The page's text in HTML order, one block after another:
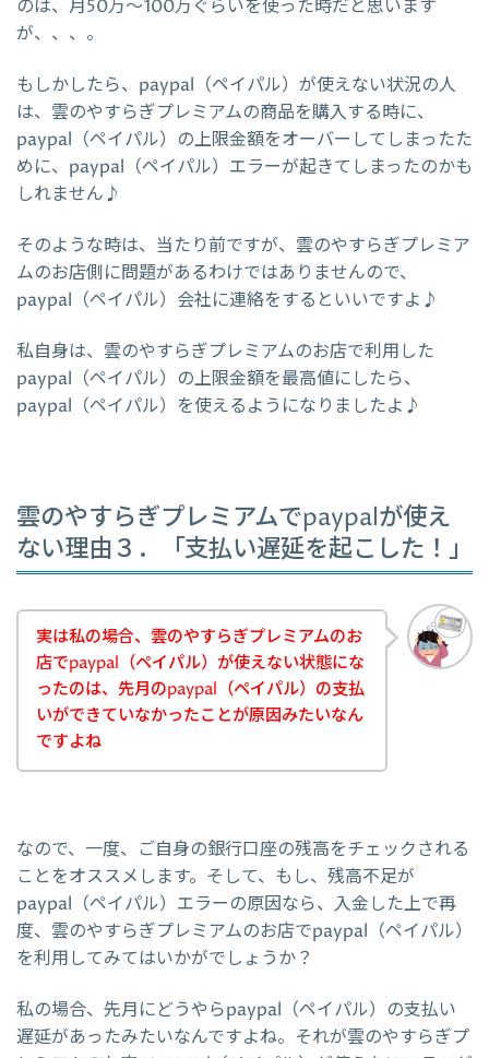
のは、月50万～100万ぐらいを使った時だと思います
が、、、。
もしかしたら、paypal（ペイパル）が使えない状況の人
は、雲のやすらぎプレミアムの商品を購入する時に、
paypal（ペイパル）の上限金額をオーバーしてしまったた
めに、paypal（ペイパル）エラーが起きてしまったのかも
しれません♪
そのような時は、当たり前ですが、雲のやすらぎプレミア
ムのお店側に問題があるわけではありませんので、
paypal（ペイパル）会社に連絡をするといいですよ♪
私自身は、雲のやすらぎプレミアムのお店で利用した
paypal（ペイパル）の上限金額を最高値にしたら、
paypal（ペイパル）を使えるようになりましたよ♪
雲のやすらぎプレミアムでpaypalが使え
ない理由３．「支払い遅延を起こした！」
実は私の場合、雲のやすらぎプレミアムのお
店でpaypal（ペイパル）が使えない状態にな
ったのは、先月のpaypal（ペイパル）の支払
いができていなかったことが原因みたいなん
ですよね
なので、一度、ご自身の銀行口座の残高をチェックされる
ことをオススメします。そして、もし、残高不足が
paypal（ペイパル）エラーの原因なら、入金した上で再
度、雲のやすらぎプレミアムのお店でpaypal（ペイパル）
を利用してみてはいかがでしょうか？
私の場合、先月にどうやらpaypal（ペイパル）の支払い
遅延があったみたいなんですよね。それが雲のやすらぎプ